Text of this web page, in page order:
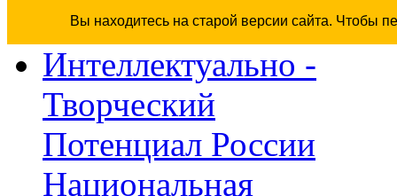
Вы находитесь на старой версии сайта. Чтобы
Интеллектуально -
Творческий
Потенциал России
Национальная